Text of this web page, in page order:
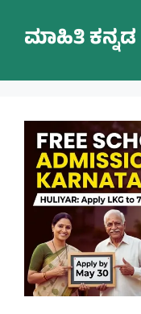
contentಮಾಹಿತಿ ಕನ್ನಡ